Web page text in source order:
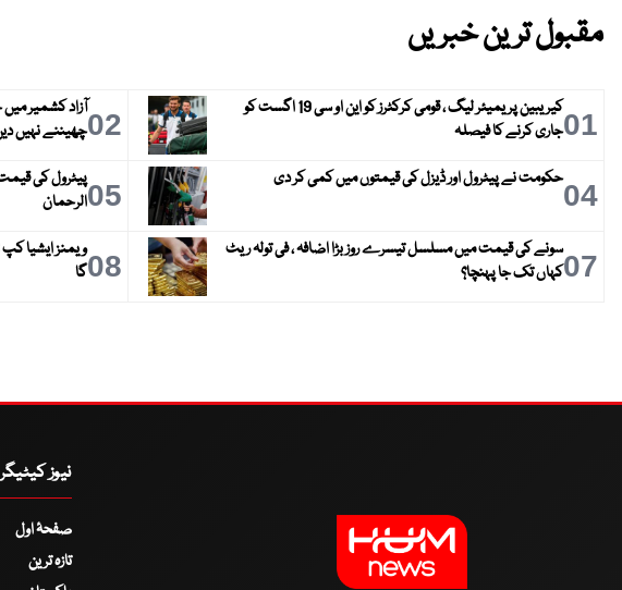
مقبول ترین خبریں
01
کیریبین پریمیئر لیگ ، قومی کرکٹرز کو این او سی 19 اگست کو
جاری کرنے کا فیصلہ
02آزاد کشمیر
چھیننے نہیں دیں
04حکومت نے پیٹرول اور ڈیزل کی قیمتوں میں کمی کر دی 05الرحمان
07سونے کی قیمت میں مسلسل تیسرے روز بڑا اضافہ ، فی تولہ ریٹ
کہاں تک جا پہنچا؟
08گا
نیوز
صفحۂ اول
تازہ ترین